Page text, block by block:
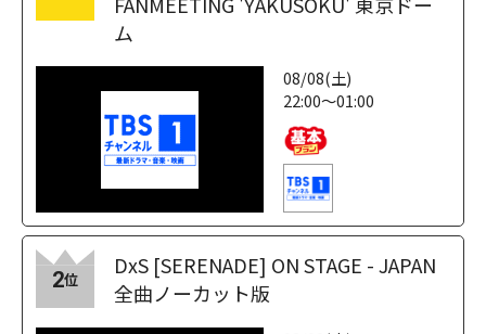
ム
08/08(土)
22:00～01:00
2位
DxS [SERENADE] ON STAGE - JAPAN
全曲ノーカット版